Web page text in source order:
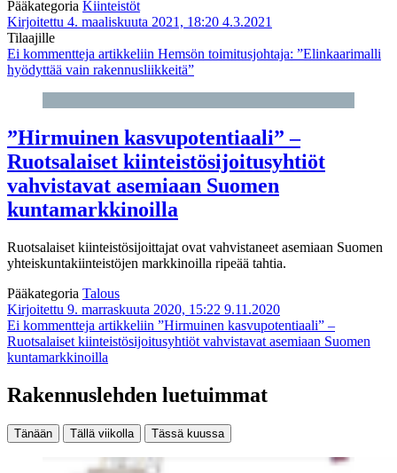
Pääkategoria Kiinteistöt
Kirjoitettu 4. maaliskuuta 2021, 18:20 4.3.2021
Tilaajille
Ei kommentteja artikkeliin Hemsön toimitusjohtaja: ”Elinkaarimalli
hyödyttää vain rakennusliikkeitä”
”Hirmuinen kasvupotentiaali” –
Ruotsalaiset kiinteistösijoitusyhtiöt
vahvistavat asemiaan Suomen
kuntamarkkinoilla
Ruotsalaiset kiinteistösijoittajat ovat vahvistaneet asemiaan Suomen
yhteiskuntakiinteistöjen markkinoilla ripeää tahtia.
Pääkategoria Talous
Kirjoitettu 9. marraskuuta 2020, 15:22 9.11.2020
Ei kommentteja artikkeliin ”Hirmuinen kasvupotentiaali” –
Ruotsalaiset kiinteistösijoitusyhtiöt vahvistavat asemiaan Suomen
kuntamarkkinoilla
Rakennuslehden luetuimmat
Tänään Tällä viikolla Tässä kuussa